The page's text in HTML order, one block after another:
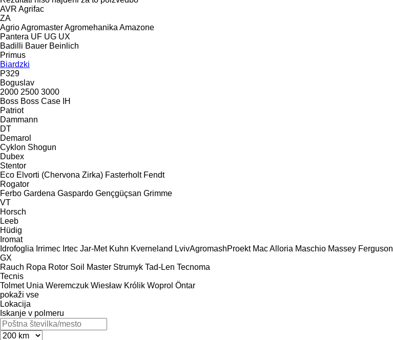
AVR Agrifac
ZA
AgrioAgromasterAgromehanika Amazone
Pantera UF UG UX
Badilli Bauer Beinlich
Primus
Biardzki
P329
Boguslav
2000 2500 3000
Boss Boss Case IH
Patriot
Dammann
DT
Demarol
Cyklon Shogun
Dubex
Stentor
Eco Elvorti (Chervona Zirka) Fasterholt Fendt
Rogator
Ferbo Gardena Gaspardo Gençgüçsan Grimme
VT
Horsch
Leeb
Hüdig
Iromat
Idrofoglia Irrimec Irtec Jar-Met Kuhn Kverneland LvivAgromashProekt Mac Alloria Maschio Massey Ferguson
GX
Rauch Ropa Rotor Soil Master Strumyk Tad-Len Tecnoma
Tecnis
Tolmet Unia Weremczuk Wiesław Królik Woprol Öntar
pokaži vse
Lokacija
Iskanje v polmeru